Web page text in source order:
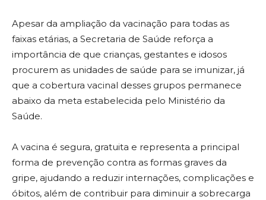
Apesar da ampliação da vacinação para todas as
faixas etárias, a Secretaria de Saúde reforça a
importância de que crianças, gestantes e idosos
procurem as unidades de saúde para se imunizar, já
que a cobertura vacinal desses grupos permanece
abaixo da meta estabelecida pelo Ministério da
Saúde.
A vacina é segura, gratuita e representa a principal
forma de prevenção contra as formas graves da
gripe, ajudando a reduzir internações, complicações e
óbitos, além de contribuir para diminuir a sobrecarga